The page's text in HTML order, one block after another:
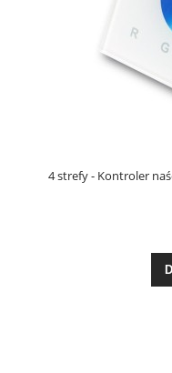
4 strefy - Kontroler